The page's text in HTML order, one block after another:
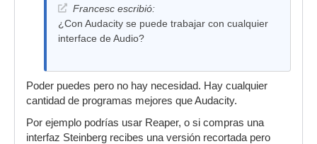
Francesc escribió:
¿Con Audacity se puede trabajar con cualquier
interface de Audio?
Poder puedes pero no hay necesidad. Hay cualquier
cantidad de programas mejores que Audacity.
Por ejemplo podrías usar Reaper, o si compras una
interfaz Steinberg recibes una versión recortada pero